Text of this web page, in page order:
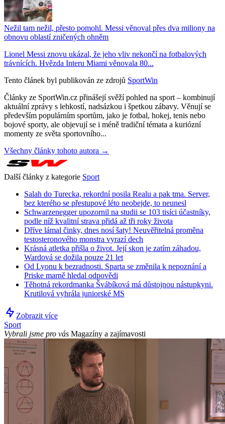
Nežil tam nežil, přesto pomohl. Messi věnoval přes dva miliony na
obnovu oblastí zničených ohněm
Lionel Messi znovu ukázal, že jeho vliv nekončí na fotbalových
trávnících. Hvězda Interu Miami věnovala 80...
Tento článek byl publikován ze zdrojů SportWin
Články ze SportWin.cz přinášejí svěží pohled na sport – kombinují
aktuální zprávy s lehkostí, nadsázkou i špetkou zábavy. Věnují se
především populárním sportům, jako je fotbal, hokej, tenis nebo
bojové sporty, ale objevují se i méně tradiční témata a kuriózní
momenty ze světa sportovního...
Všechny články tohoto autora →
Další články z kategorie Sport
Salah do Turecka, rekordní posila Realu a pak tma. Server,
bez kterého se přestupové léto neobejde, to neunesl
Schwarzenegger upozornil na studii se 103 tisíci účastníky,
podle níž kvalitní strava přidá až tři roky života
Dříve lámal činky, dnes nosí šaty! Neuvěřitelná proměna
testosteronového monstra vyrazí dech
Krásná atletka přišla o život. Její skon je zatím záhadou,
Wardová se dožila pouze 21 let
Od Lyonu k bezradnosti. Sparta se změnila k nepoznání a
Priske marně hledal odpovědi
Těhotná rekordmanka Švábíková má důstojnou nástupkyni.
Krutilová vyhrála juniorské MS
Zobrazit více
Sport
Vybrali jsme pro vás Magazíny a zajímavosti